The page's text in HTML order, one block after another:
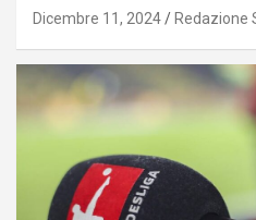
Dicembre 11, 2024 Redazione